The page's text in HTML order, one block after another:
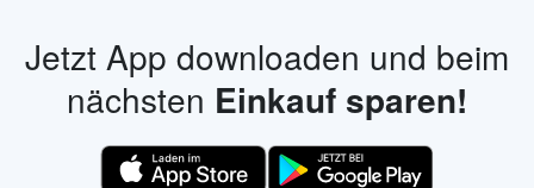
Jetzt App downloaden und beim
nächsten Einkauf sparen!